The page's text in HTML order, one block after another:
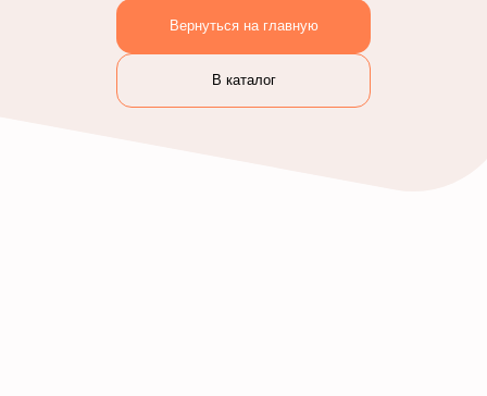
Вернуться на главную
В каталог